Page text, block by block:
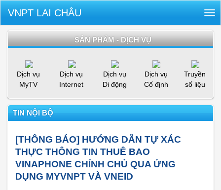
VNPT LAI CHÂU
SẢN PHẨM - DỊCH VỤ
Dịch vụ
MyTV
Dịch vụ
Internet
Dịch vụ
Di động
Dịch vụ
Cố định
Truyền
số liệu
TIN NỘI BỘ
[THÔNG BÁO] HƯỚNG DẪN TỰ XÁC
THỰC THÔNG TIN THUÊ BAO
VINAPHONE CHÍNH CHỦ QUA ỨNG
DỤNG MYVNPT VÀ VNEID